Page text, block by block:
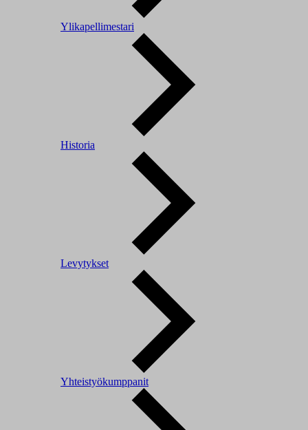
Ylikapellimestari
Historia
Levytykset
Yhteistyökumppanit